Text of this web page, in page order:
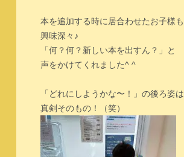
本を追加する時に居合わせたお子様も
興味深々♪
「何？何？新しい本を出すん？」と
声をかけてくれました^ ^
「どれにしようかな〜！」の後ろ姿は
真剣そのもの！（笑）